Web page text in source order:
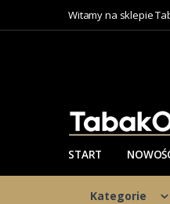
Witamy na sklepie
START
Kategorie